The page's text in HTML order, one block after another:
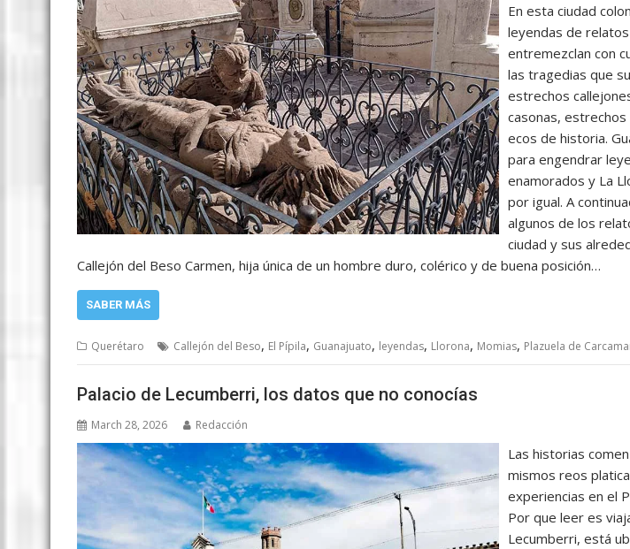
En esta ciudad
leyendas de
entremezclan con
las tragedias que
estrechos
casonas,
ecos de historia.
para engendrar
enamorados y La
por igual. A
algunos de los
ciudad y sus
Callejón del Beso Carmen, hija única de un hombre duro, colérico y de buena posición…
SABER MÁS
Querétaro Callejón del Beso, El Pípila, Guanajuato, leyendas, Llorona, Momias, Plazuela de
Palacio de Lecumberri, los datos que no conocías
March 28, 2026 Redacción
Las historias
mismos reos
experiencias en el
Por que leer es
Lecumberri, está